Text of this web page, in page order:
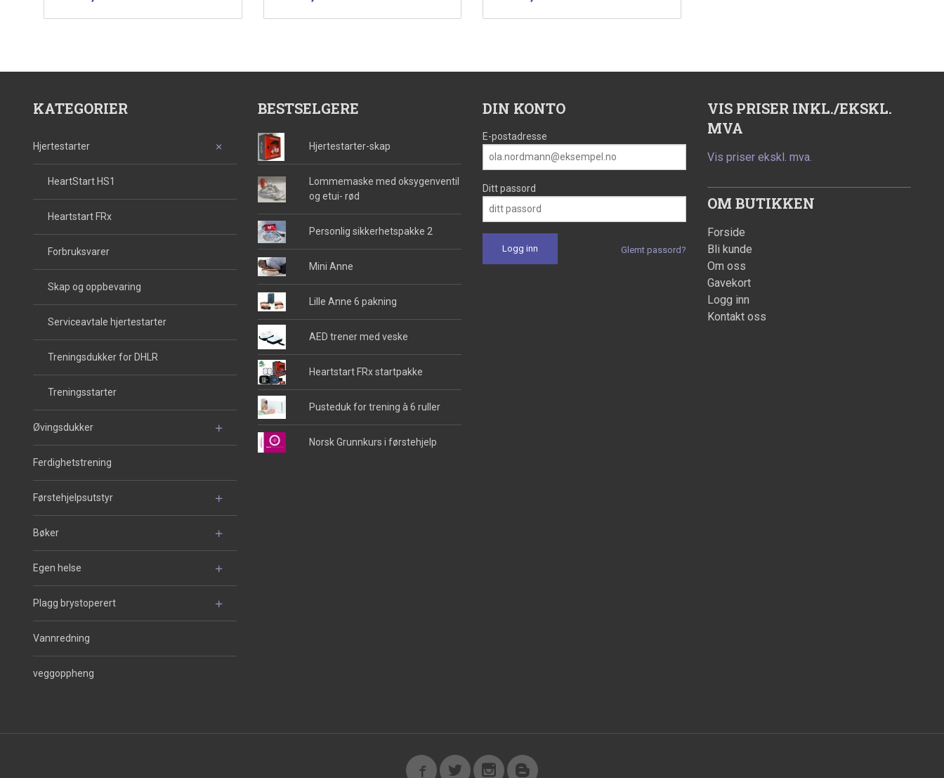
KATEGORIER
Hjertestarter
HeartStart HS1
Heartstart FRx
Forbruksvarer
Skap og oppbevaring
Serviceavtale hjertestarter
Treningsdukker for DHLR
Treningsstarter
Øvingsdukker
Ferdighetstrening
Førstehjelpsutstyr
Bøker
Egen helse
Plagg brystoperert
Vannredning
veggoppheng
BESTSELGERE
Hjertestarter-skap
Lommemaske med oksygenventil
og etui- rød
Personlig sikkerhetspakke 2
Mini Anne
Lille Anne 6 pakning
AED trener med veske
Heartstart FRx startpakke
Pusteduk for trening à 6 ruller
Norsk Grunnkurs i førstehjelp
DIN KONTO
E-postadresse
Ditt passord
Glemt passord?
VIS PRISER INKL./EKSKL.
MVA
Vis priser ekskl. mva.
OM BUTIKKEN
Forside
Bli kunde
Om oss
Gavekort
Logg inn
Kontakt oss